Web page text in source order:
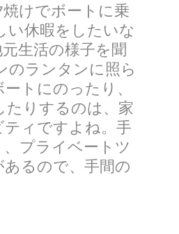
けでボートに乗
い休暇をしたいな
生活の様子を聞
のランタンに照ら
トにのったり、
たりするのは、家
ィですよね。手
プライベートツ
るので、手間の